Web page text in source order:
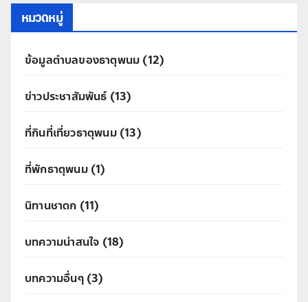
หมวดหมู่
ข้อมูลตำบลของธาตุพนม (12)
ข่าวประชาสัมพันธ์(13)
ที่กินที่เที่ยวธาตุพนม(13)
ที่พักธาตุพนม(1)
นิทานชาดก (11)
บทความน่าสนใจ (18)
บทความอื่นๆ(3)